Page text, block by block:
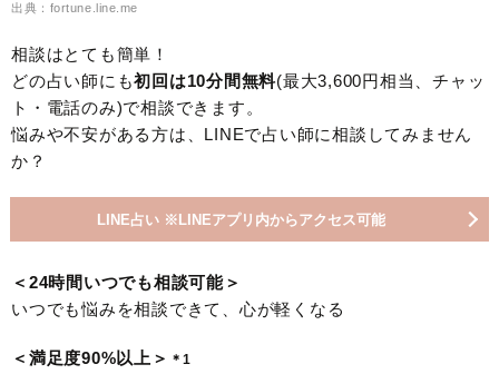
出典：fortune.line.me
相談はとても簡単！
どの占い師にも初回は10分間無料(最大3,600円相当、チャッ
ト・電話のみ)で相談できます。
悩みや不安がある方は、LINEで占い師に相談してみません
か？
LINE占い ※LINEアプリ内からアクセス可能
＜24時間いつでも相談可能＞
いつでも悩みを相談できて、心が軽くなる
＜満足度90%以上＞ ＊1